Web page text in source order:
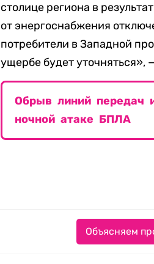
столице региона в
от энергоснабжения
потребители в Западной
ущербе будет уточняться»,
Обрыв линий передач
ночной атаке БПЛА
Объясняем